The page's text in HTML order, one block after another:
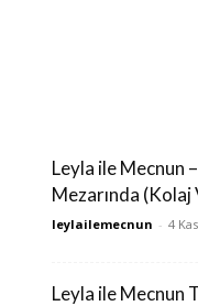
Leyla ile Mecnun
Mezarında (Kolaj
leylailemecnun - 4
Leyla ile Mecnun